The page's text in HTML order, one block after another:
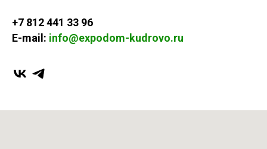
+7 812 441 33 96
E-mail: info@expodom-kudrovo.ru